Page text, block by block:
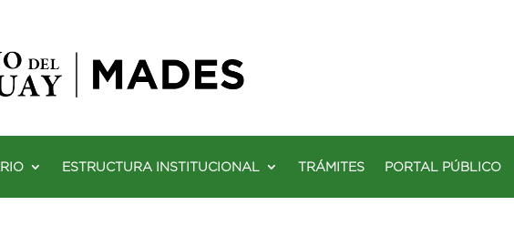
ESTRUCTURA INSTITUCIONAL TRÁMITES PORTAL PÚBLICO